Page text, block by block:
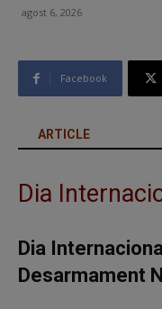
agost 6, 2026
Facebook
ARTICLE
Dia
Dia
Desarmament